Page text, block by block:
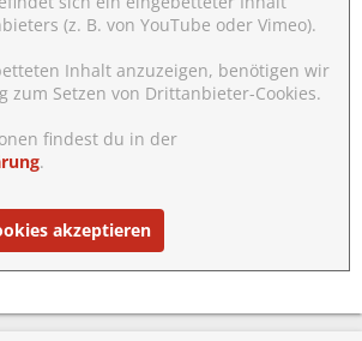
(z. B. von YouTube oder Vimeo).
Inhalt anzuzeigen, benötigen wir
zum Setzen von Drittanbieter-Cookies.
findest du in der
.
akzeptieren